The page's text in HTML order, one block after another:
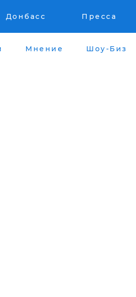
Донбасс Пресса
Мнение Шоу-Биз